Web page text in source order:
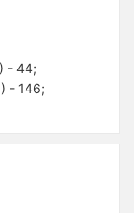
- 44;
- 146;